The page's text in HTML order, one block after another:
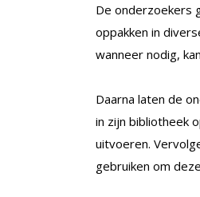
De onderzoekers
oppakken in
wanneer nodig,
Daarna laten de
in zijn bibliotheek
uitvoeren.
gebruiken om